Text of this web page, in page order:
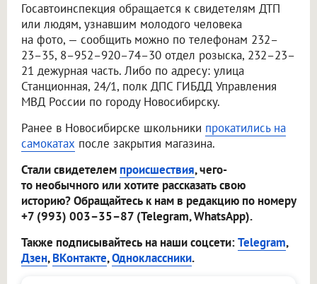
Госавтоинспекция обращается к свидетелям ДТП
или людям, узнавшим молодого человека
на фото, — сообщить можно по телефонам 232–
23–35, 8–952–920–74–30 отдел розыска, 232–23–
21 дежурная часть. Либо по адресу: улица
Станционная, 24/1, полк ДПС ГИБДД Управления
МВД России по городу Новосибирску.
Ранее в Новосибирске школьники прокатились на
самокатах после закрытия магазина.
Стали свидетелем происшествия, чего-
то необычного или хотите рассказать свою
историю? Обращайтесь к нам в редакцию по номеру
+7 (993) 003–35–87 (Telegram, WhatsApp).
Также подписывайтесь на наши соцсети:Telegram,
Дзен,ВКонтакте,Одноклассники.